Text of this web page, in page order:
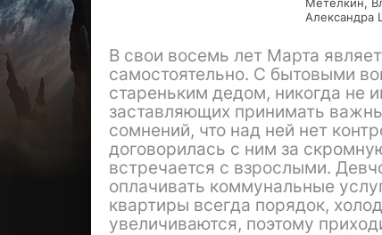
Александра
В свои восемь лет Марта
самостоятельно. С бытовыми
стареньким дедом, никогда не
заставляющих принимать
сомнений, что над ней нет
договорилась с ним за
встречается с взрослыми.
оплачивать коммунальные
квартиры всегда порядок,
увеличиваются, поэтому